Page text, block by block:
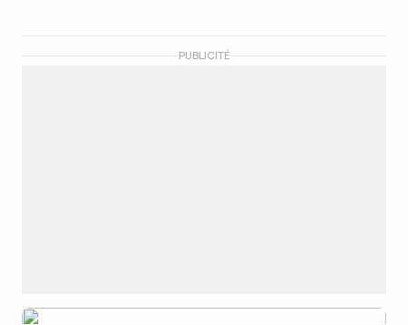
PUBLICITÉ